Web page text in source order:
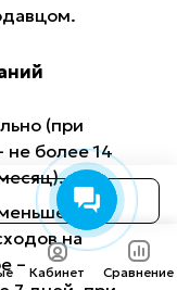
(при
не более 14
на
– Кабинет Сравнение